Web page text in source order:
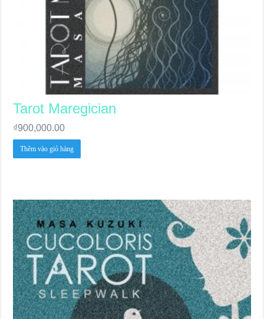
Tarot Maregician
₫900,000.00
Thêm vào giỏ hàng